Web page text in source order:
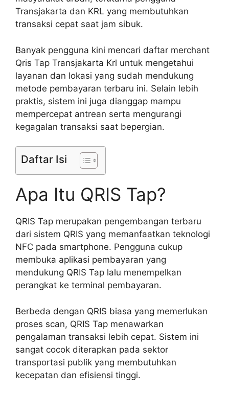
Transjakarta dan KRL yang membutuhkan
transaksi cepat saat jam sibuk.
Banyak pengguna kini mencari daftar merchant
Qris Tap Transjakarta Krl untuk mengetahui
layanan dan lokasi yang sudah mendukung
metode pembayaran terbaru ini. Selain lebih
praktis, sistem ini juga dianggap mampu
mempercepat antrean serta mengurangi
kegagalan transaksi saat bepergian.
Daftar Isi
Apa Itu QRIS Tap?
QRIS Tap merupakan pengembangan terbaru
dari sistem QRIS yang memanfaatkan teknologi
NFC pada smartphone. Pengguna cukup
membuka aplikasi pembayaran yang
mendukung QRIS Tap lalu menempelkan
perangkat ke terminal pembayaran.
Berbeda dengan QRIS biasa yang memerlukan
proses scan, QRIS Tap menawarkan
pengalaman transaksi lebih cepat. Sistem ini
sangat cocok diterapkan pada sektor
transportasi publik yang membutuhkan
kecepatan dan efisiensi tinggi.